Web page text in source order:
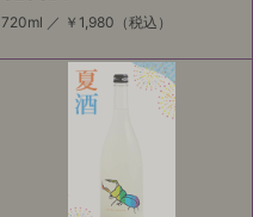
720ml ／ ￥1,980 （税込）